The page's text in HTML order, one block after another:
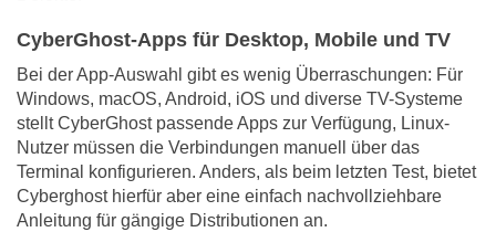
CyberGhost-Apps für Desktop, Mobile und TV
Bei der App-Auswahl gibt es wenig Überraschungen: Für
Windows, macOS, Android, iOS und diverse TV-Systeme
stellt CyberGhost passende Apps zur Verfügung, Linux-
Nutzer müssen die Verbindungen manuell über das
Terminal konfigurieren. Anders, als beim letzten Test, bietet
Cyberghost hierfür aber eine einfach nachvollziehbare
Anleitung für gängige Distributionen an.